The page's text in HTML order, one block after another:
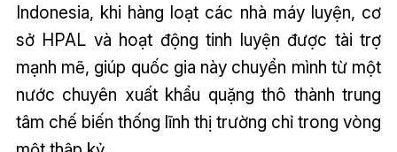
Indonesia, khi hàng loạt các nhà máy luyện, cơ
sở HPAL và hoạt động tinh luyện được tài trợ
mạnh mẽ, giúp quốc gia này chuyển mình từ một
nước chuyên xuất khẩu quặng thô thành trung
tâm chế biến thống lĩnh thị trường chỉ trong vòng